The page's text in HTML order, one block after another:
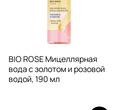
BIO ROSE Мицеллярная
вода с золотом и розовой
водой, 190 мл